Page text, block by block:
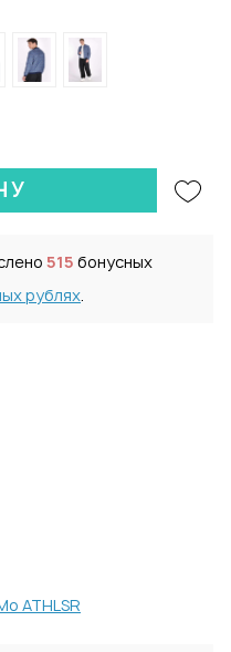
515 бонусных
рублях.
ATHLSR